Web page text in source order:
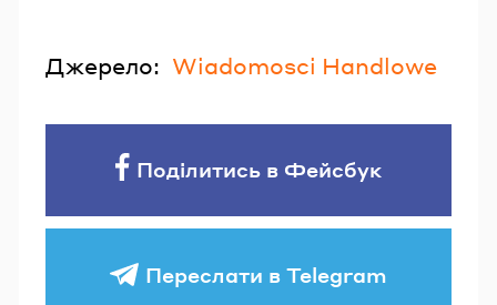
Джерело: Wiadomosci Handlowe
Поділитись в Фейсбук
Переслати в Telegram